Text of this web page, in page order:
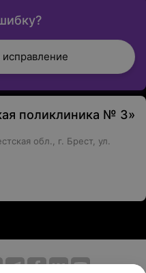
поликлиника № 3»
обл., г. Брест, ул.